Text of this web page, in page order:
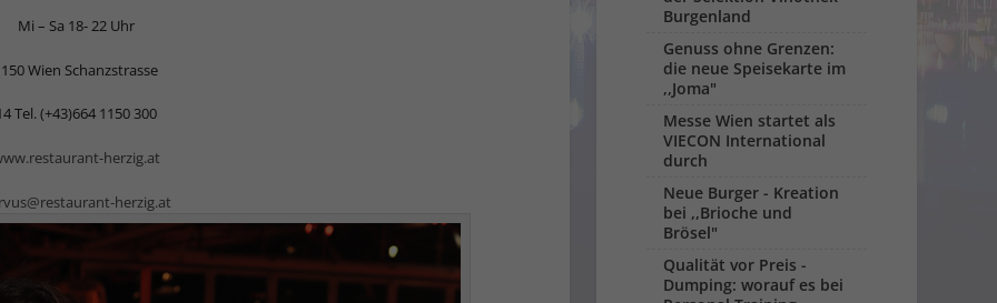
Mi – Sa 18- 22 Uhr
Wien Schanzstrasse
Tel. (+43)664 1150 300
herzig.at
herzig.at
Burgenland
Genuss ohne Grenzen:
die neue Speisekarte im
,,Joma"
Messe Wien startet als
VIECON International
durch
Neue Burger - Kreation
bei ,,Brioche und
Brösel"
Qualität vor Preis -
Dumping: worauf es bei